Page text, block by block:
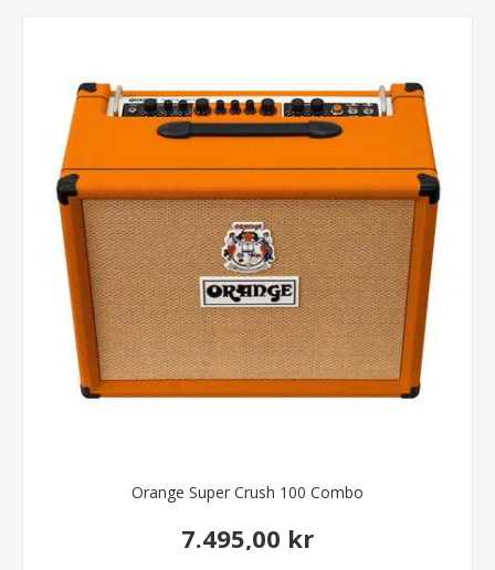
Orange Super Crush 100 Combo
7.495,00 kr